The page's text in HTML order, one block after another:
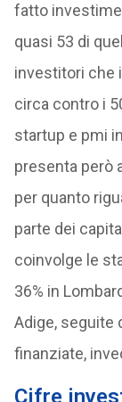
fatto
quasi 53 di
investitori che
circa contro i
startup e pmi
presenta però
per quanto
parte dei
coinvolge le
36% in
Adige, seguite
finanziate,
Cifre